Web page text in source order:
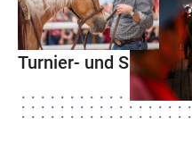
Turnier- und